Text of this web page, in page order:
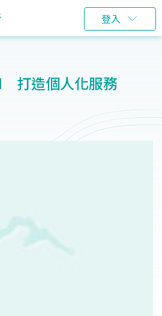
登入
打造個人化服務